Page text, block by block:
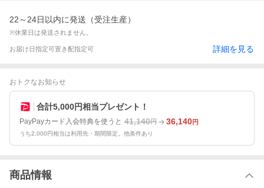
22～24日以内に発送（受注生産）
※休業日は発送されません。
お届け日指定可置き配指定可 詳細を見る
おトクなお知らせ
合計5,000円相当プレゼント！
PayPayカード入会特典を使うと 41,140円 36,140円
うち2,000円相当は利用先・期間限定。他条件あり
商品情報